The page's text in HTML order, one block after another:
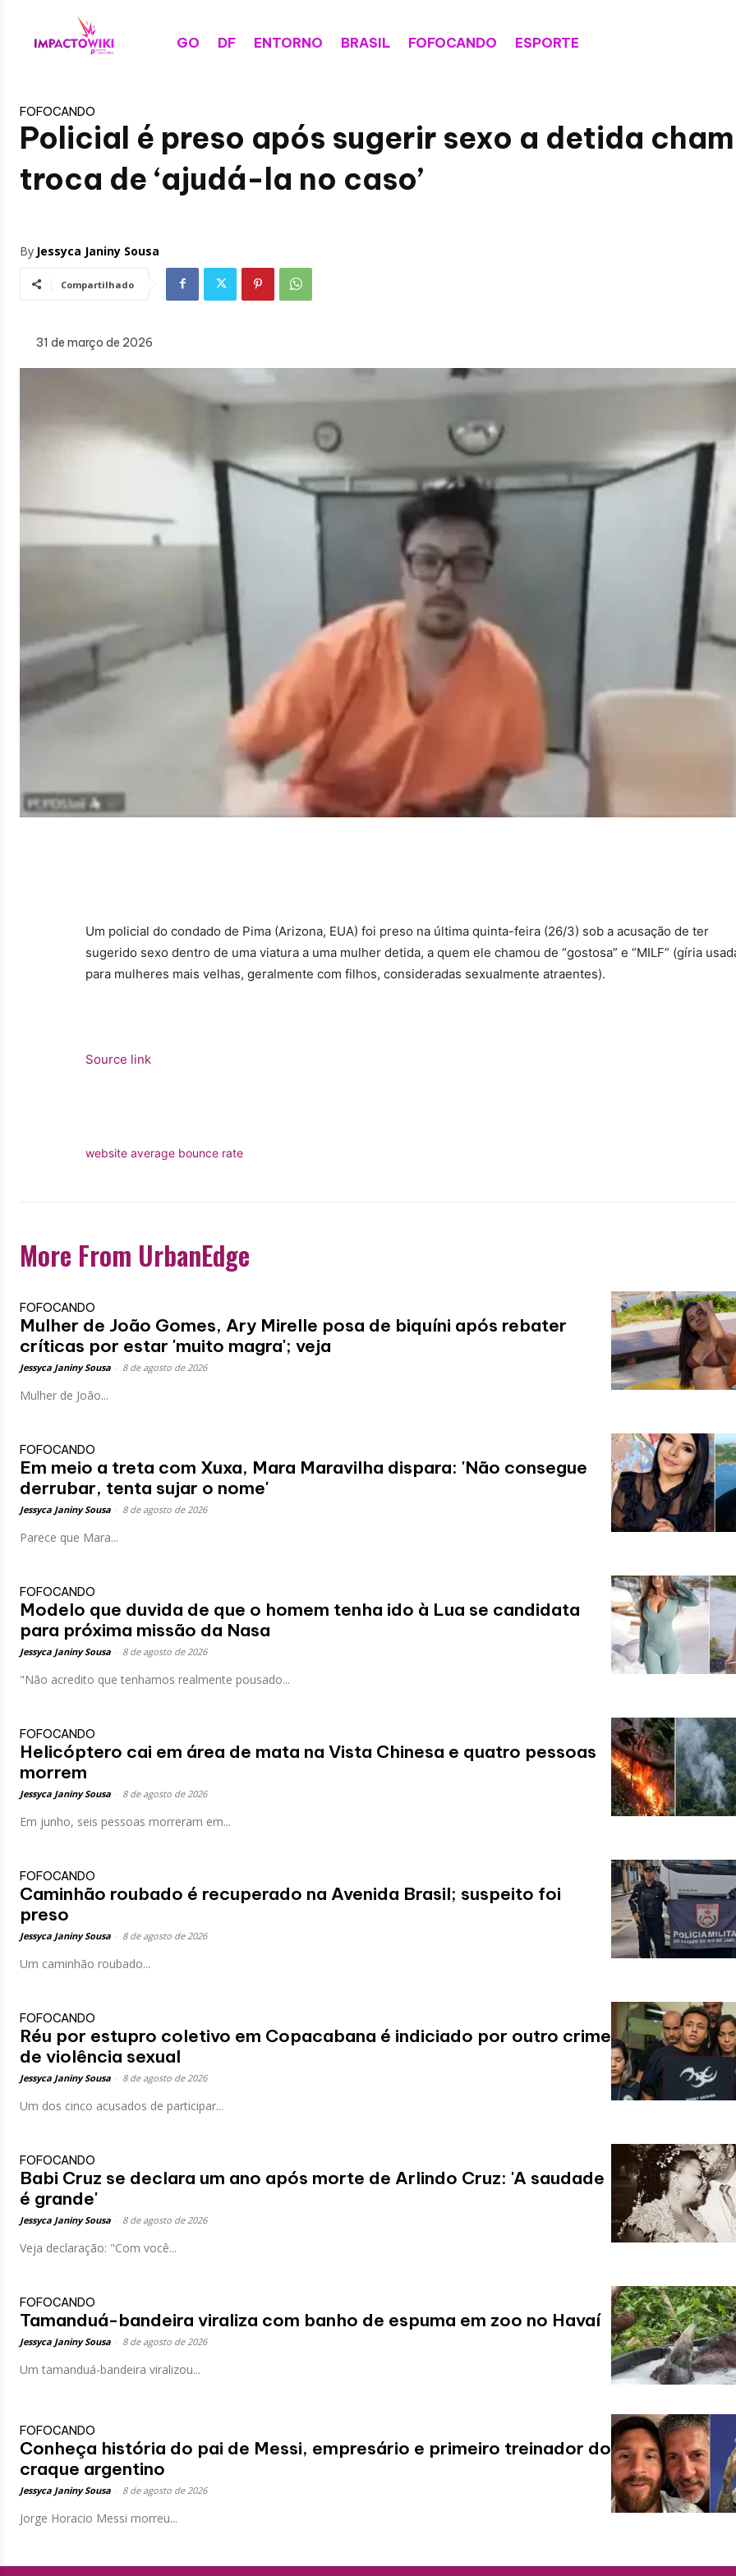
GO DF ENTORNO BRASIL FOFOCANDO ESPORTE
FOFOCANDO
Policial é preso após sugerir sexo a detida
troca de ‘ajudá-la no caso’
By Jessyca Janiny Sousa
Compartilhado
31 de março de 2026
Um policial do condado de Pima (Arizona, EUA) foi preso na última quinta-feira (26/3) sob a acusação de ter
sugerido sexo dentro de uma viatura a uma mulher detida, a quem ele chamou de “gostosa” e “MILF” (gíria
para mulheres mais velhas, geralmente com filhos, consideradas sexualmente atraentes).
Source link
website average bounce rate
More From UrbanEdge
FOFOCANDO
Mulher de João Gomes, Ary Mirelle posa de biquíni após rebater
críticas por estar 'muito magra'; veja
Jessyca Janiny Sousa 8 de agosto de 2026
Mulher de João...
FOFOCANDO
Em meio a treta com Xuxa, Mara Maravilha dispara: 'Não consegue
derrubar, tenta sujar o nome'
Jessyca Janiny Sousa 8 de agosto de 2026
Parece que Mara...
FOFOCANDO
Modelo que duvida de que o homem tenha ido à Lua se candidata
para próxima missão da Nasa
Jessyca Janiny Sousa 8 de agosto de 2026
"Não acredito que tenhamos realmente pousado...
FOFOCANDO
Helicóptero cai em área de mata na Vista Chinesa e quatro pessoas
morrem
Jessyca Janiny Sousa 8 de agosto de 2026
Em junho, seis pessoas morreram em...
FOFOCANDO
Caminhão roubado é recuperado na Avenida Brasil; suspeito foi
preso
Jessyca Janiny Sousa 8 de agosto de 2026
Um caminhão roubado...
FOFOCANDO
Réu por estupro coletivo em Copacabana é indiciado por outro crime
de violência sexual
Jessyca Janiny Sousa 8 de agosto de 2026
Um dos cinco acusados de participar...
FOFOCANDO
Babi Cruz se declara um ano após morte de Arlindo Cruz: 'A saudade
é grande'
Jessyca Janiny Sousa 8 de agosto de 2026
Veja declaração: "Com você...
FOFOCANDO
Tamanduá-bandeira viraliza com banho de espuma em zoo no Havaí
Jessyca Janiny Sousa 8 de agosto de 2026
Um tamanduá-bandeira viralizou...
FOFOCANDO
Conheça história do pai de Messi, empresário e primeiro treinador do
craque argentino
Jessyca Janiny Sousa 8 de agosto de 2026
Jorge Horacio Messi morreu...